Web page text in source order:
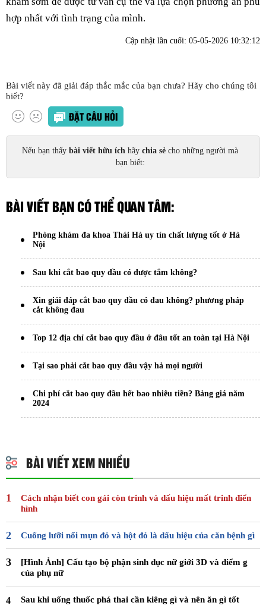
hợp nhất với tình trạng của mình.
Cập nhật lần cuối: 05-05-2026 10:32:12
Bài viết này đã giải đáp thắc mắc của bạn chưa? Hãy cho chúng tôi
biết?
ĐẶT CÂU HỎI
Nếu bạn thấy bài viết hữu ích hãy chia sẻ cho những người mà
bạn biết:
BÀI VIẾT BẠN CÓ THỂ QUAN TÂM:
Phòng khám đa khoa Thái Hà uy tín chất lượng tốt ở Hà
Nội
Sau khi cắt bao quy đầu có được tắm không?
Xin giải đáp cắt bao quy đầu có đau không? phương pháp
cắt không đau
Top 12 địa chỉ cắt bao quy đầu ở đâu tốt an toàn tại Hà Nội
Tại sao phải cắt bao quy đầu vậy hả mọi người
Chi phí cắt bao quy đầu hết bao nhiêu tiền? Bảng giá năm
2024
BÀI VIẾT XEM NHIỀU
Cách nhận biết con gái còn trinh và dấu hiệu mất trinh điển
hình
Cuống lưỡi nổi mụn đỏ và hột đỏ là dấu hiệu của căn bệnh gì
[Hình Ảnh] Cấu tạo bộ phận sinh dục nữ giới 3D và điểm g
của phụ nữ
Sau khi uống thuốc phá thai cần kiêng gì và nên ăn gì tốt